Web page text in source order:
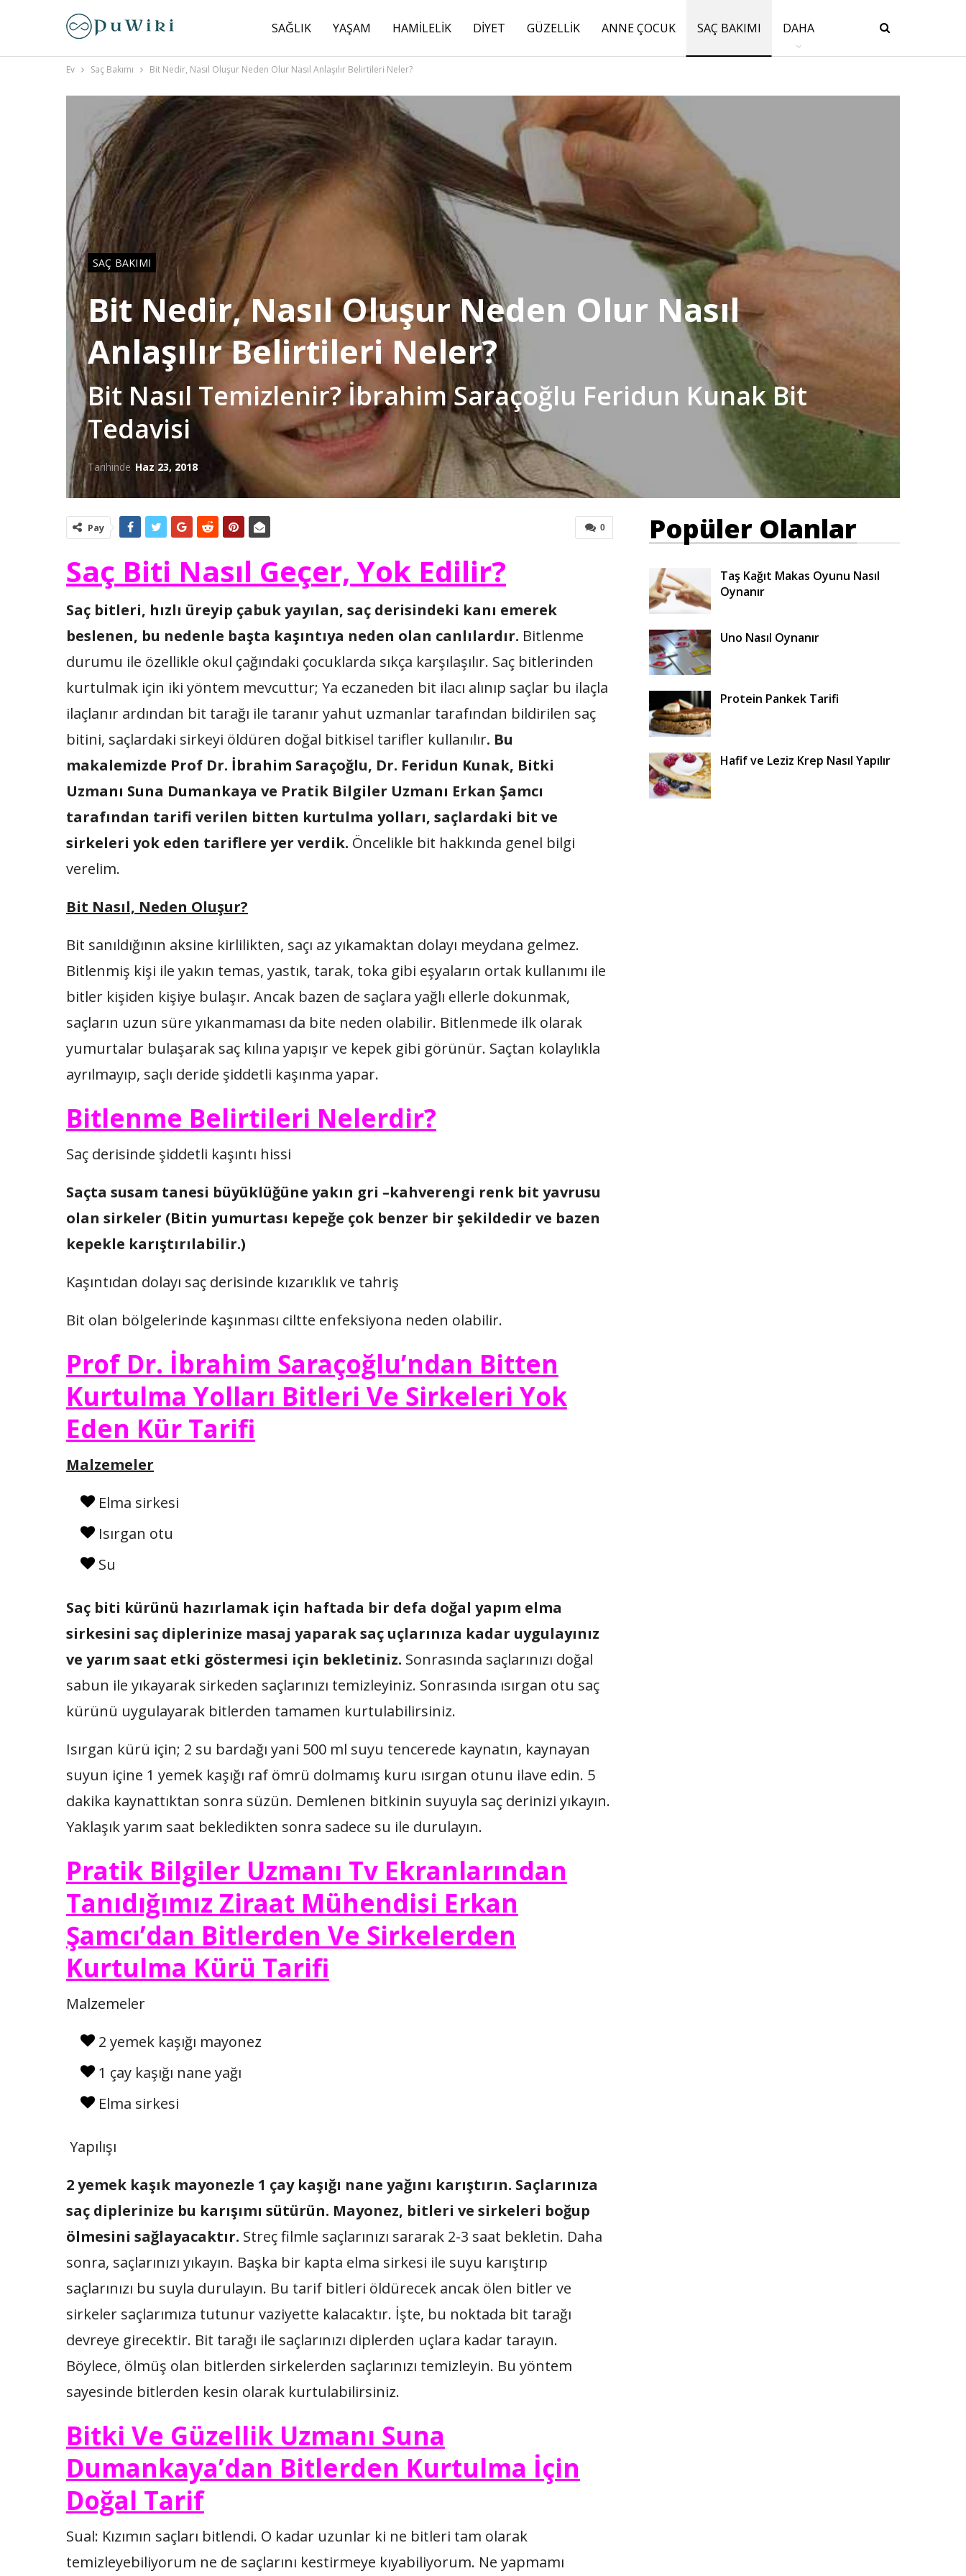
SAĞLIK YAŞAM HAMILELIK DIYET GÜZELLIK ANNE ÇOCUK SAÇ BAKIMI DAHA
Ev Saç Bakımı Bit Nedir, Nasıl Oluşur Neden Olur Nasıl Anlaşılır Belirtileri Neler?
SAÇ BAKIMI
Bit Nedir, Nasıl Oluşur Neden Olur Nasıl
Anlaşılır Belirtileri Neler?
Bit Nasıl Temizlenir? İbrahim Saraçoğlu Feridun Kunak Bit
Tedavisi
Tarihinde Haz 23, 2018
0
Pay
Saç Biti Nasıl Geçer, Yok Edilir?
Saç bitleri, hızlı üreyip çabuk yayılan, saç derisindeki kanı emerek
beslenen, bu nedenle başta kaşıntıya neden olan canlılardır. Bitlenme
durumu ile özellikle okul çağındaki çocuklarda sıkça karşılaşılır. Saç bitlerinden
kurtulmak için iki yöntem mevcuttur; Ya eczaneden bit ilacı alınıp saçlar bu ilaçla
ilaçlanır ardından bit tarağı ile taranır yahut uzmanlar tarafından bildirilen saç
bitini, saçlardaki sirkeyi öldüren doğal bitkisel tarifler kullanılır. Bu
makalemizde Prof Dr. İbrahim Saraçoğlu, Dr. Feridun Kunak, Bitki
Uzmanı Suna Dumankaya ve Pratik Bilgiler Uzmanı Erkan Şamcı
tarafından tarifi verilen bitten kurtulma yolları, saçlardaki bit ve
sirkeleri yok eden tariflere yer verdik. Öncelikle bit hakkında genel bilgi
verelim.
Bit Nasıl, Neden Oluşur?
Bit sanıldığının aksine kirlilikten, saçı az yıkamaktan dolayı meydana gelmez.
Bitlenmiş kişi ile yakın temas, yastık, tarak, toka gibi eşyaların ortak kullanımı ile
bitler kişiden kişiye bulaşır. Ancak bazen de saçlara yağlı ellerle dokunmak,
saçların uzun süre yıkanmaması da bite neden olabilir. Bitlenmede ilk olarak
yumurtalar bulaşarak saç kılına yapışır ve kepek gibi görünür. Saçtan kolaylıkla
ayrılmayıp, saçlı deride şiddetli kaşınma yapar.
Bitlenme Belirtileri Nelerdir?
Saç derisinde şiddetli kaşıntı hissi
Saçta susam tanesi büyüklüğüne yakın gri –kahverengi renk bit yavrusu
olan sirkeler (Bitin yumurtası kepeğe çok benzer bir şekildedir ve bazen
kepekle karıştırılabilir.)
Kaşıntıdan dolayı saç derisinde kızarıklık ve tahriş
Bit olan bölgelerinde kaşınması ciltte enfeksiyona neden olabilir.
Prof Dr. İbrahim Saraçoğlu’ndan Bitten
Kurtulma Yolları Bitleri Ve Sirkeleri Yok
Eden Kür Tarifi
Malzemeler
Elma sirkesi
Isırgan otu
Su
Saç biti kürünü hazırlamak için haftada bir defa doğal yapım elma
sirkesini saç diplerinize masaj yaparak saç uçlarınıza kadar uygulayınız
ve yarım saat etki göstermesi için bekletiniz. Sonrasında saçlarınızı doğal
sabun ile yıkayarak sirkeden saçlarınızı temizleyiniz. Sonrasında ısırgan otu saç
kürünü uygulayarak bitlerden tamamen kurtulabilirsiniz.
Isırgan kürü için; 2 su bardağı yani 500 ml suyu tencerede kaynatın, kaynayan
suyun içine 1 yemek kaşığı raf ömrü dolmamış kuru ısırgan otunu ilave edin. 5
dakika kaynattıktan sonra süzün. Demlenen bitkinin suyuyla saç derinizi yıkayın.
Yaklaşık yarım saat bekledikten sonra sadece su ile durulayın.
Pratik Bilgiler Uzmanı Tv Ekranlarından
Tanıdığımız Ziraat Mühendisi Erkan
Şamcı’dan Bitlerden Ve Sirkelerden
Kurtulma Kürü Tarifi
Malzemeler
2 yemek kaşığı mayonez
1 çay kaşığı nane yağı
Elma sirkesi
Yapılışı
2 yemek kaşık mayonezle 1 çay kaşığı nane yağını karıştırın. Saçlarınıza
saç diplerinize bu karışımı sütürün. Mayonez, bitleri ve sirkeleri boğup
ölmesini sağlayacaktır. Streç filmle saçlarınızı sararak 2-3 saat bekletin. Daha
sonra, saçlarınızı yıkayın. Başka bir kapta elma sirkesi ile suyu karıştırıp
saçlarınızı bu suyla durulayın. Bu tarif bitleri öldürecek ancak ölen bitler ve
sirkeler saçlarımıza tutunur vaziyette kalacaktır. İşte, bu noktada bit tarağı
devreye girecektir. Bit tarağı ile saçlarınızı diplerden uçlara kadar tarayın.
Böylece, ölmüş olan bitlerden sirkelerden saçlarınızı temizleyin. Bu yöntem
sayesinde bitlerden kesin olarak kurtulabilirsiniz.
Bitki Ve Güzellik Uzmanı Suna
Dumankaya’dan Bitlerden Kurtulma İçin
Doğal Tarif
Sual: Kızımın saçları bitlendi. O kadar uzunlar ki ne bitleri tam olarak
temizleyebiliyorum ne de saçlarını kestirmeye kıyabiliyorum. Ne yapmamı
Popüler Olanlar
Taş Kağıt Makas Oyunu Nasıl
Oynanır
Uno Nasıl Oynanır
Protein Pankek Tarifi
Hafif ve Leziz Krep Nasıl Yapılır